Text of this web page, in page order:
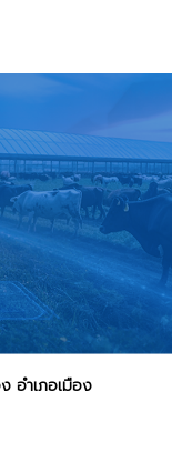
อำเภอเมือง